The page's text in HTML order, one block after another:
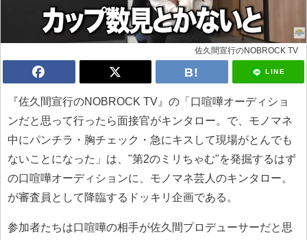
佐久間宣行のNOBROCK TV
LINE
『佐久間宣行のNOBROCK TV』の「口喧嘩オーディショ
ンだと思って行ったら面接官がキンタロー。で、モノマネ
中にパンチラ・胸チェック・急にキスして現場がとんでも
ないことになった」は、"第2のミリちゃむ"を発掘するはず
の口喧嘩オーディションに、モノマネ芸人のキンタロー。
が審査員として降臨するドッキリ企画である。
参加者たちは口喧嘩の相手が佐久間プロデューサーだと思